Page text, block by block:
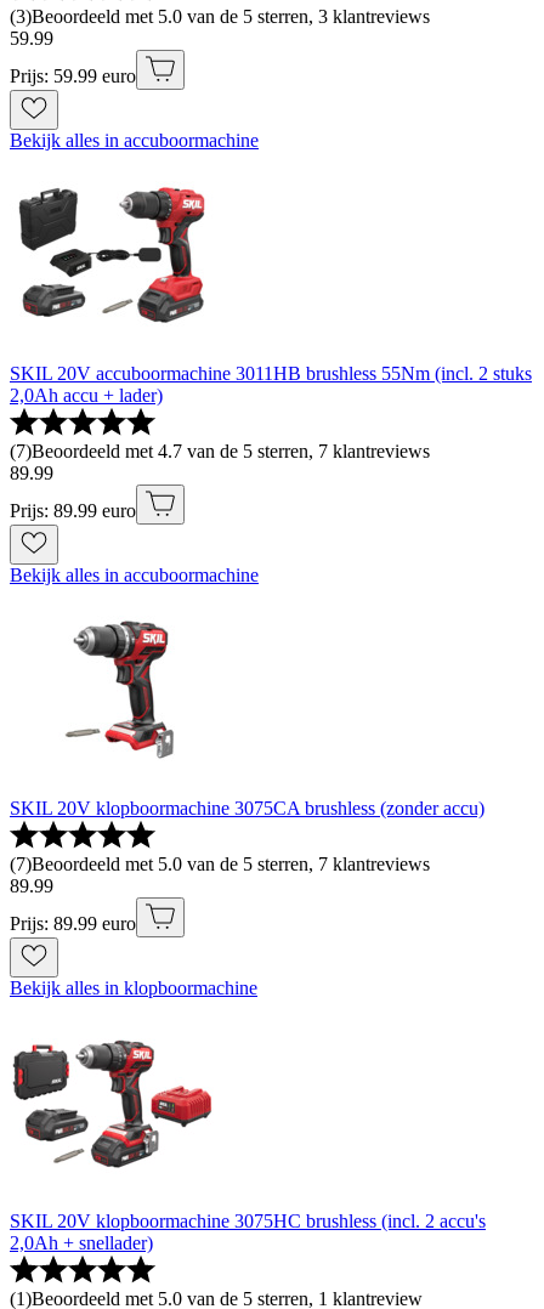
(3)Beoordeeld met 5.0 van de 5 sterren, 3 klantreviews
59.99
Prijs: 59.99 euro
Bekijk alles in accuboormachine
SKIL 20V accuboormachine 3011HB brushless 55Nm (incl. 2 stuks
2,0Ah accu + lader)
(7)Beoordeeld met 4.7 van de 5 sterren, 7 klantreviews
89.99
Prijs: 89.99 euro
Bekijk alles in accuboormachine
SKIL 20V klopboormachine 3075CA brushless (zonder accu)
(7)Beoordeeld met 5.0 van de 5 sterren, 7 klantreviews
89.99
Prijs: 89.99 euro
Bekijk alles in klopboormachine
SKIL 20V klopboormachine 3075HC brushless (incl. 2 accu's
2,0Ah + snellader)
(1)Beoordeeld met 5.0 van de 5 sterren, 1 klantreview